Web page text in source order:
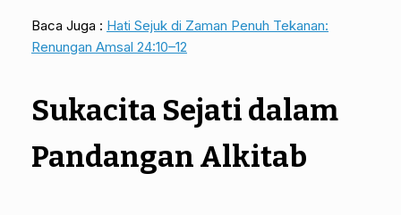
Baca Juga : Hati Sejuk di Zaman Penuh Tekanan:
Renungan Amsal 24:10–12
Sukacita Sejati dalam
Pandangan Alkitab